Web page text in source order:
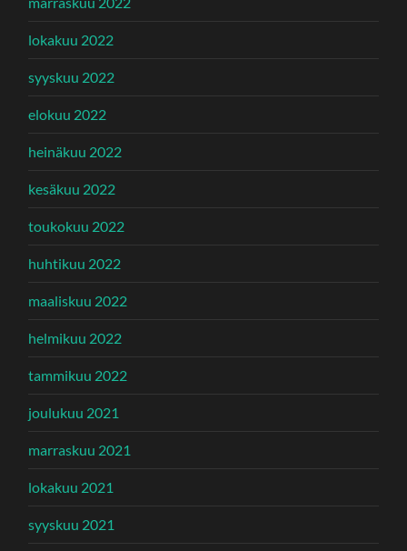
lokakuu 2022
syyskuu 2022
elokuu 2022
heinäkuu 2022
kesäkuu 2022
toukokuu 2022
huhtikuu 2022
maaliskuu 2022
helmikuu 2022
tammikuu 2022
joulukuu 2021
marraskuu 2021
lokakuu 2021
syyskuu 2021